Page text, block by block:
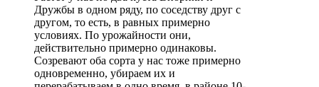
Дружбы в одном ряду, по соседству друг с
другом, то есть, в равных примерно
условиях. По урожайности они,
действительно примерно одинаковы.
Созревают оба сорта у нас тоже примерно
одновременно, убираем их и